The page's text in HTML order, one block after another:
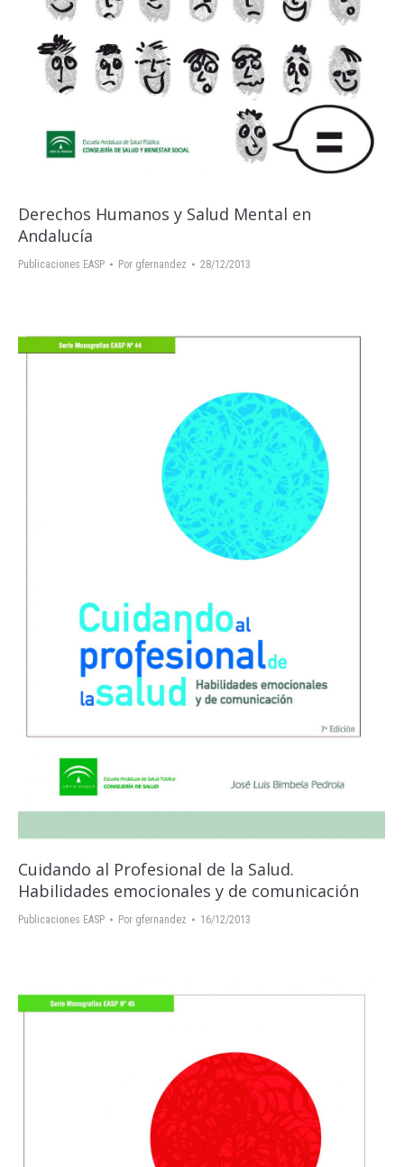
Derechos Humanos y Salud Mental en
Andalucía
Publicaciones EASP Por gfernandez 28/12/2013
Cuidando al Profesional de la Salud.
Habilidades emocionales y de comunicación
Publicaciones EASP Por gfernandez 16/12/2013